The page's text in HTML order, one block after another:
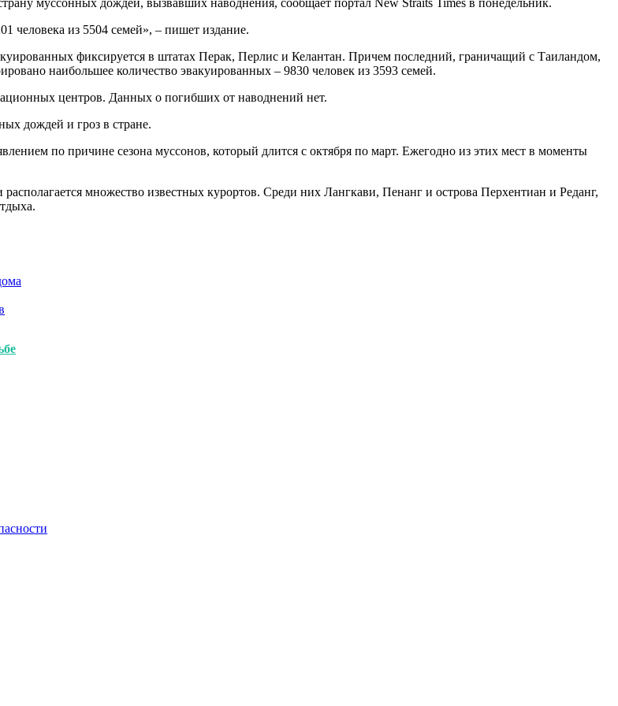
человека из 5504 семей», – пишет издание.
фиксируется в штатах Перак, Перлис и Келантан. Причем последний, граничащий с Таиландом,
наибольшее количество эвакуированных – 9830 человек из 3593 семей.
центров. Данных о погибших от наводнений нет.
дождей и гроз в стране.
по причине сезона муссонов, который длится с октября по март. Ежегодно из этих мест в моменты
множество известных курортов. Среди них Лангкави, Пенанг и острова Перхентиан и Реданг,